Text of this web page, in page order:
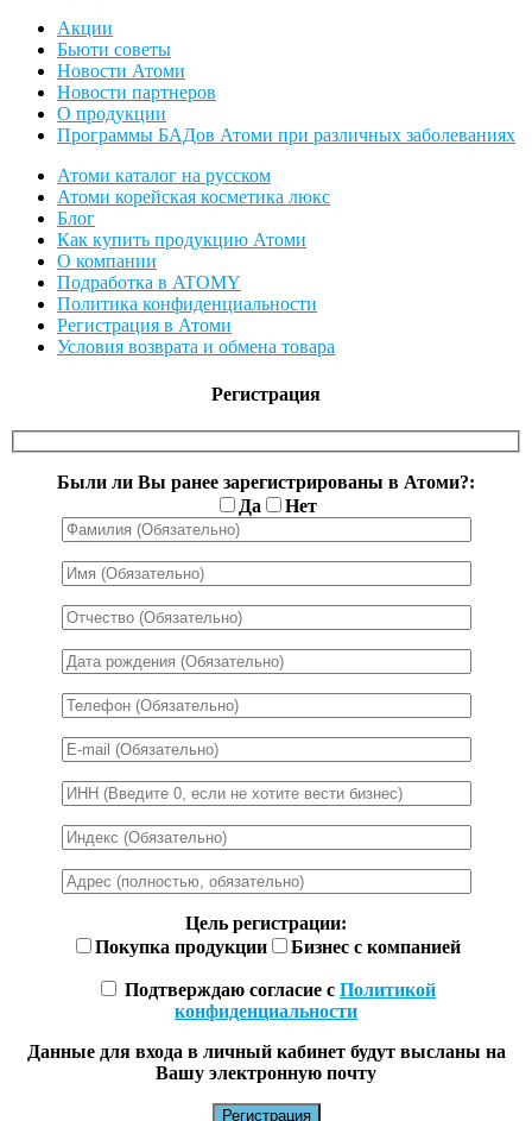
Акции
Бьюти советы
Новости Атоми
Новости партнеров
О продукции
Программы БАДов Атоми при различных заболеваниях
Атоми каталог на русском
Атоми корейская косметика люкс
Блог
Как купить продукцию Атоми
О компании
Подработка в ATOMY
Политика конфиденциальности
Регистрация в Атоми
Условия возврата и обмена товара
Регистрация
Были ли Вы ранее зарегистрированы в Атоми?:
Да
Нет
Цель регистрации:
Покупка продукции
Бизнес с компанией
Подтверждаю согласие с Политикой
конфиденциальности
Данные для входа в личный кабинет будут высланы на
Вашу электронную почту